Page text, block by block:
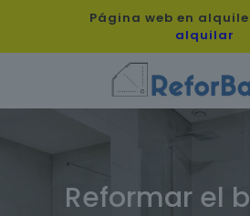
Página web en
alquilar
Reformar el